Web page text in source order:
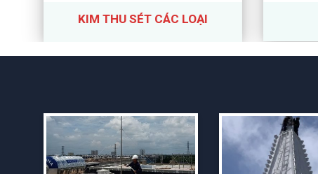
KIM THU SÉT CÁC LOẠI